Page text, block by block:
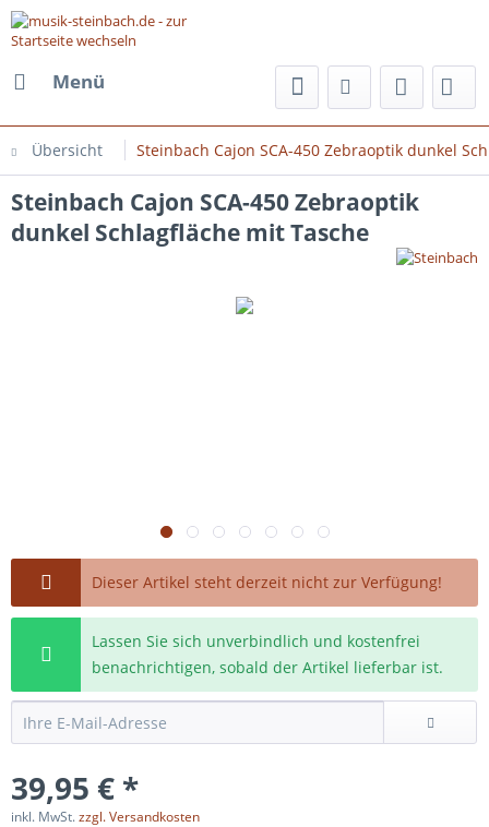
Menü
Übersicht Steinbach Cajon SCA-450 Zebraoptik dunkel
Steinbach Cajon SCA-450 Zebraoptik
dunkel Schlagfläche mit Tasche
Dieser Artikel steht derzeit nicht zur Verfügung!
Lassen Sie sich unverbindlich und kostenfrei
benachrichtigen, sobald der Artikel lieferbar ist.
39,95 € *
inkl. MwSt.zzgl. Versandkosten